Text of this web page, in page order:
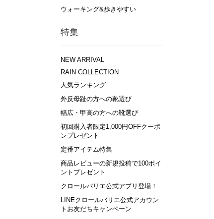
ウォーキング&歩きやすい
特集
NEW ARRIVAL
RAIN COLLECTION
人気ランキング
外反母趾の方への靴選び
幅広・甲高の方への靴選び
初回購入者限定1,000円OFFクーポ
ンプレゼント
定番アイテム特集
商品レビューの新規投稿で100ポイ
ントプレゼント
クロールバリエ公式アプリ登場！
LINEクロールバリエ公式アカウン
トお友だちキャンペーン